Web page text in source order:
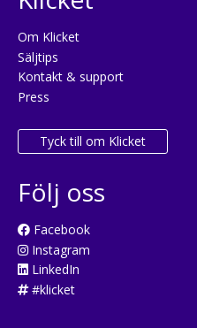
Om Klicket
Säljtips
Kontakt & support
Press
Tyck till om Klicket
Följ oss
Facebook
Instagram
LinkedIn
#klicket